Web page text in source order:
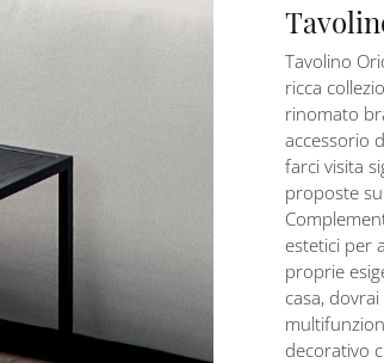
Tavolino
ricca
rinomato
accessorio
farci visita
proposte
estetici per
proprie
casa,
decorativo